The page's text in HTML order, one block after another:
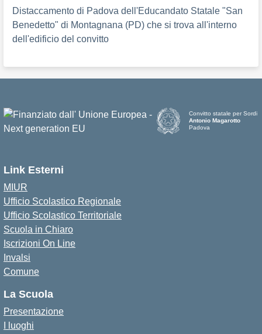
Distaccamento di Padova dell'Educandato Statale "San
Benedetto" di Montagnana (PD) che si trova all'interno
dell'edificio del convitto
Convitto statale per Sordi
Antonio Magarotto
Padova
Link Esterni
MIUR
Ufficio Scolastico Regionale
Ufficio Scolastico Territoriale
Scuola in Chiaro
Iscrizioni On Line
Invalsi
Comune
La Scuola
Presentazione
I luoghi